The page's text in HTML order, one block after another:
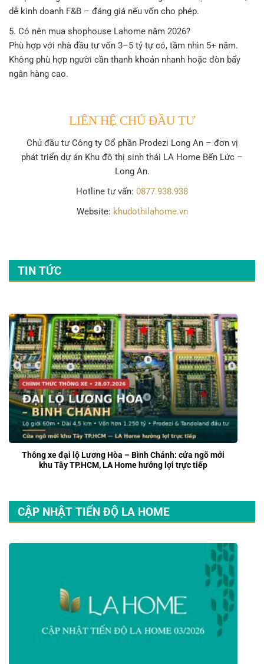
dễ kinh doanh F&B – đáng giá nếu vốn cho phép.
5. Có nên mua shophouse Lahome năm 2026?
Phù hợp với nhà đầu tư vốn 3–5 tỷ tự có, tầm nhìn 5+ năm.
Không phù hợp người cần thanh khoản nhanh hoặc đòn bẩy
ngân hàng cao.
LIÊN HỆ CHỦ ĐẦU TƯ
Chủ đầu tưCông ty Cổ phần Prodezi Long An– đơn vị
phát triển dự án Khu đô thị sinh thái LA Home Bến Lức –
Long An.
Hotline tư vấn: 0877.938.938
Website: khudothilahome.vn
TIN TỨC
Thông xe đại lộ Lương Hòa – Bình Chánh: cửa ngõ mới
khu Tây TP.HCM, LA Home hưởng lợi trực tiếp
CẬP NHẬT TIẾN ĐỘ LA HOME